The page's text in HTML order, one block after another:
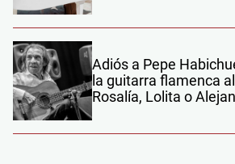
Adiós a Pepe
la guitarra flamenca
Rosalía, Lolita o